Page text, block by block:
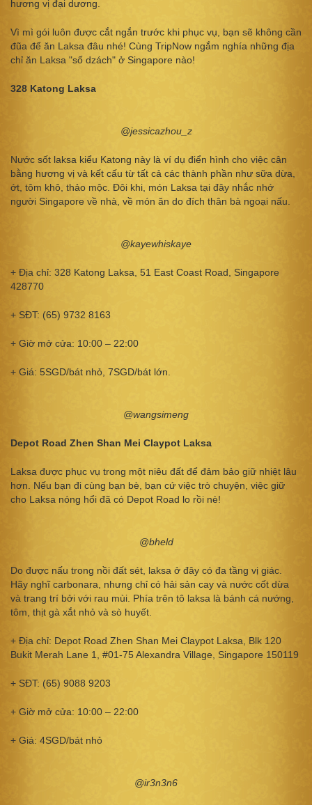
hương vị đại dương.
Vì mì gói luôn được cắt ngắn trước khi phục vụ, bạn sẽ không cần
đũa để ăn Laksa đâu nhé! Cùng TripNow ngắm nghía những địa
chỉ ăn Laksa "số dzách" ở Singapore nào!
328 Katong Laksa
@jessicazhou_z
Nước sốt laksa kiểu Katong này là ví dụ điển hình cho việc cân
bằng hương vị và kết cấu từ tất cả các thành phần như sữa dừa,
ớt, tôm khô, thảo mộc. Đôi khi, món Laksa tại đây nhắc nhớ
người Singapore về nhà, về món ăn do đích thân bà ngoại nấu.
@kayewhiskaye
+ Địa chỉ: 328 Katong Laksa, 51 East Coast Road, Singapore
428770
+ SĐT: (65) 9732 8163
+ Giờ mở cửa: 10:00 – 22:00
+ Giá: 5SGD/bát nhỏ, 7SGD/bát lớn.
@wangsimeng
Depot Road Zhen Shan Mei Claypot Laksa
Laksa được phục vụ trong một niêu đất để đảm bảo giữ nhiệt lâu
hơn. Nếu bạn đi cùng bạn bè, bạn cứ việc trò chuyện, việc giữ
cho Laksa nóng hổi đã có Depot Road lo rồi nè!
@bheld
Do được nấu trong nồi đất sét, laksa ở đây có đa tầng vị giác.
Hãy nghĩ carbonara, nhưng chỉ có hải sản cay và nước cốt dừa
và trang trí bởi với rau mùi. Phía trên tô laksa là bánh cá nướng,
tôm, thịt gà xắt nhỏ và sò huyết.
+ Địa chỉ: Depot Road Zhen Shan Mei Claypot Laksa, Blk 120
Bukit Merah Lane 1, #01-75 Alexandra Village, Singapore 150119
+ SĐT: (65) 9088 9203
+ Giờ mở cửa: 10:00 – 22:00
+ Giá: 4SGD/bát nhỏ
@ir3n3n6